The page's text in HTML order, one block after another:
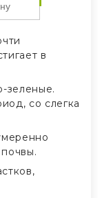
в
зеленые.
со слегка